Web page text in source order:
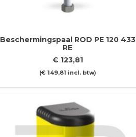
Beschermingspaal ROD PE 120 433
RE
€ 123,81
(€149,81 incl. btw)